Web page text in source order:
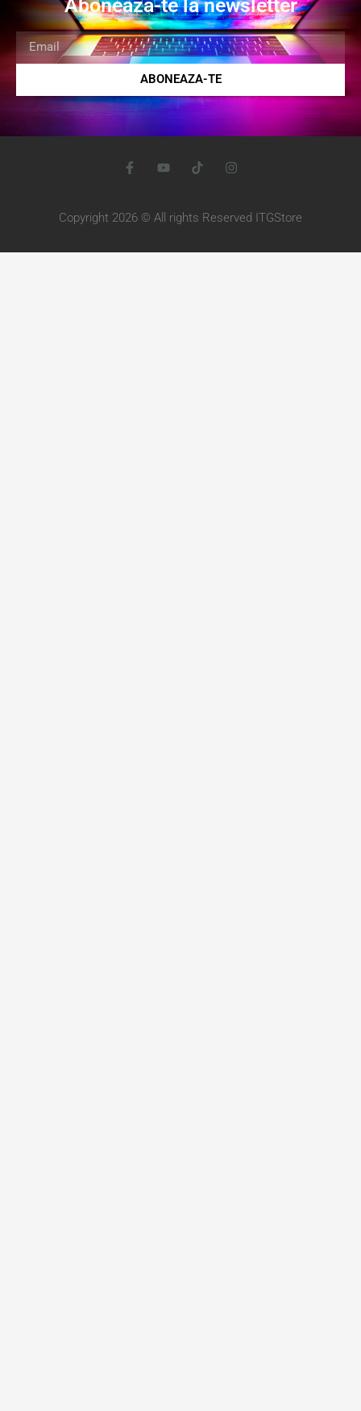
Aboneaza-te la newsletter
ABONEAZA-TE
Copyright 2026 © All rights Reserved ITGStore